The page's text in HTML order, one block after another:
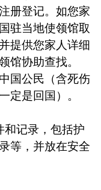
册登记。如您家
驻当地使领馆取
提供您家人详细
馆协助查找。
国公民（含死伤
定是回国）。
和记录，包括护
等，并放在安全